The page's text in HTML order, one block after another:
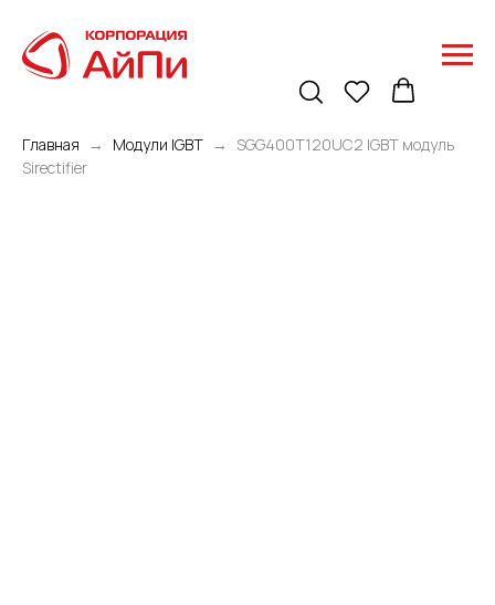
Главная Модули IGBT
SGG400T120UC2 IGBT модуль
Sirectifier